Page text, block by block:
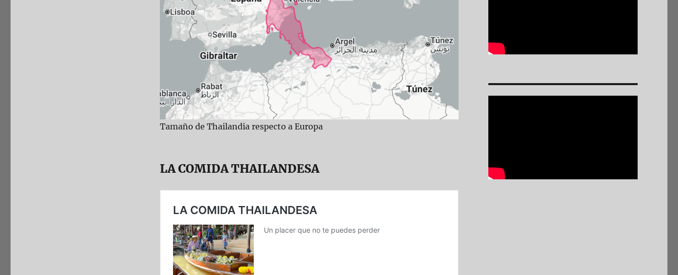
Tamaño de Thailandia respecto a Europa
LA COMIDA THAILANDESA